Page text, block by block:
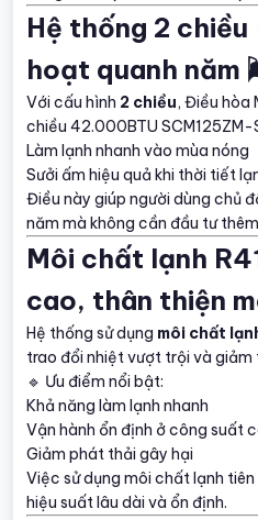
Hệ thống 2 chiều
hoạt quanh năm
Với cấu hình 2 chiều, Điều hòa
chiều 42.000BTU SCM125ZM-
Làm lạnh nhanh vào mùa nóng
Sưởi ấm hiệu quả khi thời tiết
Điều này giúp người dùng chủ
năm mà không cần đầu tư
Môi chất lạnh
cao, thân thiện
Hệ thống sử dụng môi chất
trao đổi nhiệt vượt trội và
🔹 Ưu điểm nổi bật:
Khả năng làm lạnh nhanh
Vận hành ổn định ở công suất
Giảm phát thải gây hại
Việc sử dụng môi chất lạnh
hiệu suất lâu dài và ổn định.